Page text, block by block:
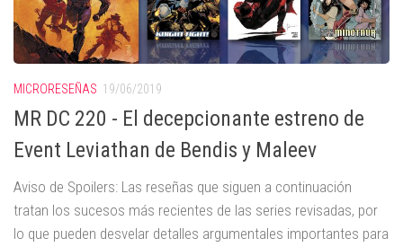
MICRORESEÑAS 19/06/2019
MR DC 220 - El decepcionante estreno de
Event Leviathan de Bendis y Maleev
Aviso de Spoilers: Las reseñas que siguen a continuación
tratan los sucesos más recientes de las series revisadas, por
lo que pueden desvelar detalles argumentales importantes para